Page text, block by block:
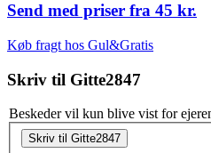
Send med priser fra 45 kr.
Køb fragt hos Gul&Gratis
Skriv til Gitte2847
Beskeder vil kun blive vist for
Skriv til Gitte2847